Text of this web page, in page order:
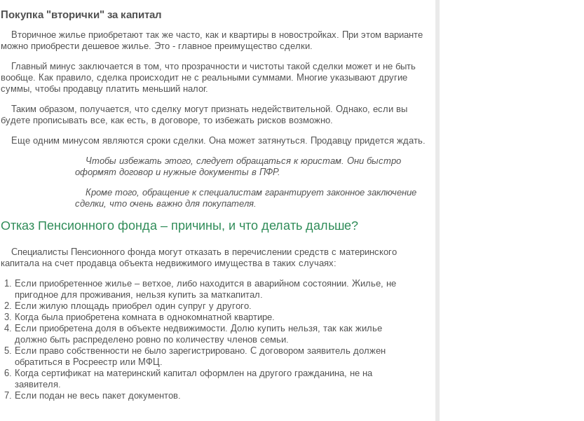
Покупка "вторички" за капитал
Вторичное жилье приобретают так же часто, как и квартиры в новостройках. При этом варианте
можно приобрести дешевое жилье. Это - главное преимущество сделки.
Главный минус заключается в том, что прозрачности и чистоты такой сделки может и не быть
вообще. Как правило, сделка происходит не с реальными суммами. Многие указывают другие
суммы, чтобы продавцу платить меньший налог.
Таким образом, получается, что сделку могут признать недействительной. Однако, если вы
будете прописывать все, как есть, в договоре, то избежать рисков возможно.
Еще одним минусом являются сроки сделки. Она может затянуться. Продавцу придется ждать.
Чтобы избежать этого, следует обращаться к юристам. Они быстро
оформят договор и нужные документы в ПФР.
Кроме того, обращение к специалистам гарантирует законное заключение
сделки, что очень важно для покупателя.
Отказ Пенсионного фонда – причины, и что делать дальше?
Специалисты Пенсионного фонда могут отказать в перечислении средств с материнского
капитала на счет продавца объекта недвижимого имущества в таких случаях:
Если приобретенное жилье – ветхое, либо находится в аварийном состоянии. Жилье, не
пригодное для проживания, нельзя купить за маткапитал.
Если жилую площадь приобрел один супруг у другого.
Когда была приобретена комната в однокомнатной квартире.
Если приобретена доля в объекте недвижимости. Долю купить нельзя, так как жилье
должно быть распределено ровно по количеству членов семьи.
Если право собственности не было зарегистрировано. С договором заявитель должен
обратиться в Росреестр или МФЦ.
Когда сертификат на материнский капитал оформлен на другого гражданина, не на
заявителя.
Если подан не весь пакет документов.